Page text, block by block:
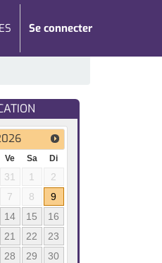
Se connecter
Ve Sa Di
31 1
2
7 8
9
14 15
16
21 22
23
28 29
30